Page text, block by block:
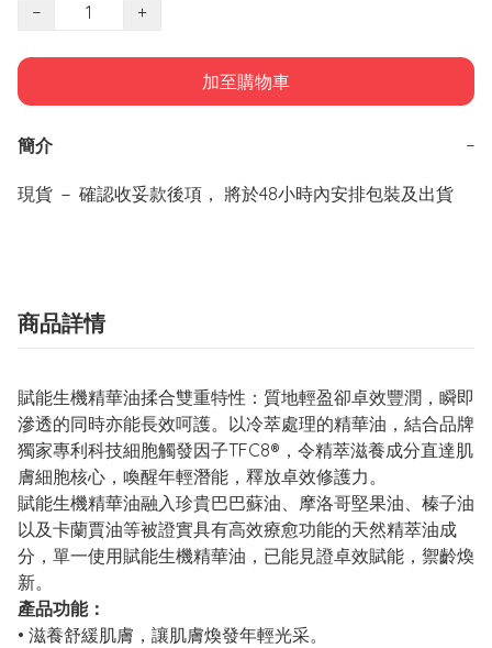
−
+
加至購物車
簡介 −
商品詳情
賦能生機精華油揉合雙重特性：質地輕盈卻卓效豐潤，瞬即
滲透的同時亦能長效呵護。以冷萃處理的精華油，結合品牌
獨家專利科技細胞觸發因子TFC8®，令精萃滋養成分直達肌
膚細胞核心，喚醒年輕潛能，釋放卓效修護力。
賦能生機精華油融入珍貴巴巴蘇油、摩洛哥堅果油、榛子油
以及卡蘭賈油等被證實具有高效療愈功能的天然精萃油成
分，單一使用賦能生機精華油，已能見證卓效賦能，禦齡煥
新。
產品功能：
• 滋養舒緩肌膚，讓肌膚煥發年輕光采。